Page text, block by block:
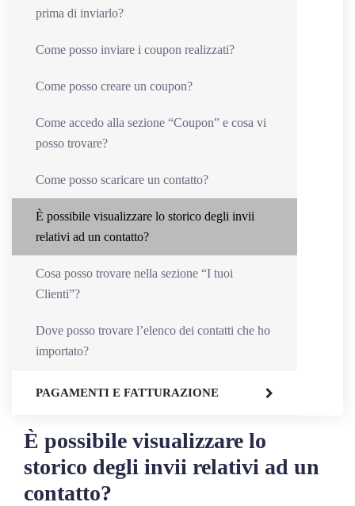
prima di inviarlo?
Come posso inviare i coupon realizzati?
Come posso creare un coupon?
Come accedo alla sezione “Coupon” e cosa vi
posso trovare?
Come posso scaricare un contatto?
È possibile visualizzare lo storico degli invii
relativi ad un contatto?
Cosa posso trovare nella sezione “I tuoi
Clienti”?
Dove posso trovare l’elenco dei contatti che ho
importato?
PAGAMENTI E FATTURAZIONE
È possibile visualizzare lo
storico degli invii relativi ad un
contatto?